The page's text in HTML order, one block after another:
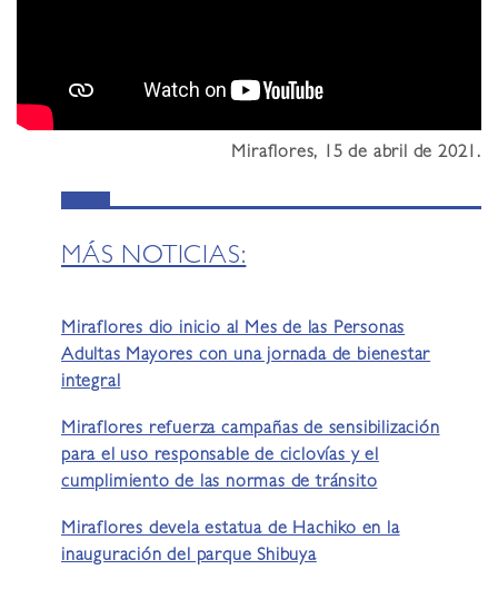
Miraflores, 15 de abril de 2021.
MÁS NOTICIAS:
Miraflores dio inicio al Mes de las Personas
Adultas Mayores con una jornada de bienestar
integral
Miraflores refuerza campañas de sensibilización
para el uso responsable de ciclovías y el
cumplimiento de las normas de tránsito
Miraflores devela estatua de Hachiko en la
inauguración del parque Shibuya